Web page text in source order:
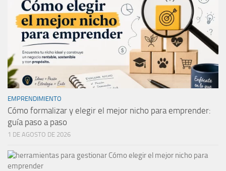
EMPRENDIMIENTO
Cómo formalizar y elegir el mejor nicho para emprender:
guía paso a paso
1 DE AGOSTO DE 2026